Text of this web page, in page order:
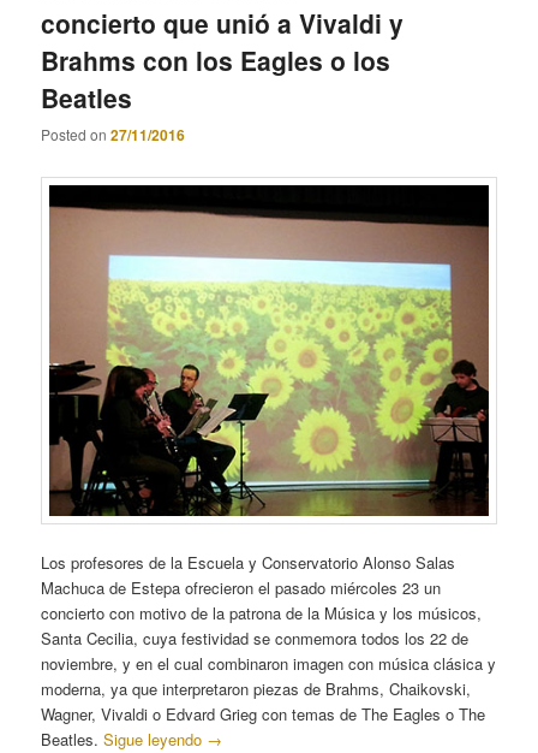
concierto que unió a Vivaldi y
Brahms con los Eagles o los
Beatles
Posted on27/11/2016
Los profesores de la Escuela y Conservatorio Alonso Salas
Machuca de Estepa ofrecieron el pasado miércoles 23 un
concierto con motivo de la patrona de la Música y los músicos,
Santa Cecilia, cuya festividad se conmemora todos los 22 de
noviembre, y en el cual combinaron imagen con música clásica y
moderna, ya que interpretaron piezas de Brahms, Chaikovski,
Wagner, Vivaldi o Edvard Grieg con temas de The Eagles o The
Beatles.Sigue leyendo →